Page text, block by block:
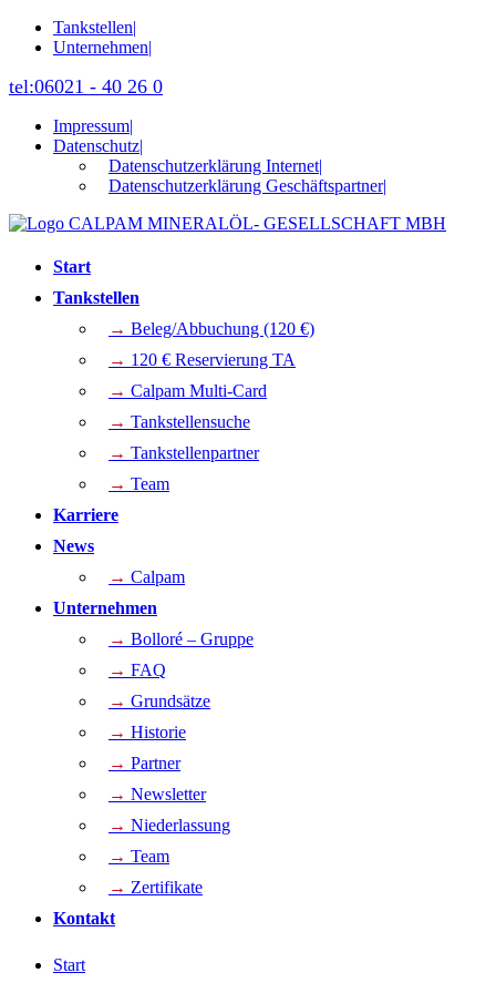
Tankstellen|
Unternehmen|
tel:06021 - 40 26 0
Impressum|
Datenschutz|
Datenschutzerklärung Internet|
Datenschutzerklärung Geschäftspartner|
Start
Tankstellen
→ Beleg/Abbuchung (120 €)
→ 120 € Reservierung TA
→ Calpam Multi-Card
→ Tankstellensuche
→ Tankstellenpartner
→ Team
Karriere
News
→ Calpam
Unternehmen
→ Bolloré – Gruppe
→ FAQ
→ Grundsätze
→ Historie
→ Partner
→ Newsletter
→ Niederlassung
→ Team
→ Zertifikate
Kontakt
Start